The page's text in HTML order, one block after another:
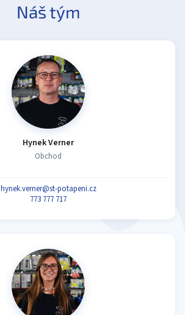
Náš tým
Hynek Verner
Obchod
hynek.verner@st-potapeni.cz
773 777 717